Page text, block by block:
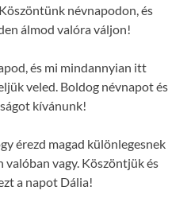
névnapodon, és
álmod valóra váljon!
és mi mindannyian itt
veled. Boldog névnapot és
kívánunk!
érezd magad különlegesnek
valóban vagy. Köszöntjük és
a napot Dália!